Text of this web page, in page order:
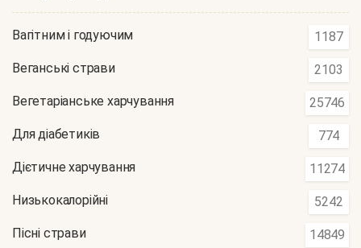
Вагітним і годуючим 1187
Веганські страви 2103
Вегетаріанське харчування 25746
Для діабетиків 774
Дієтичне харчування 11274
Низькокалорійні 5242
Пісні страви 14849